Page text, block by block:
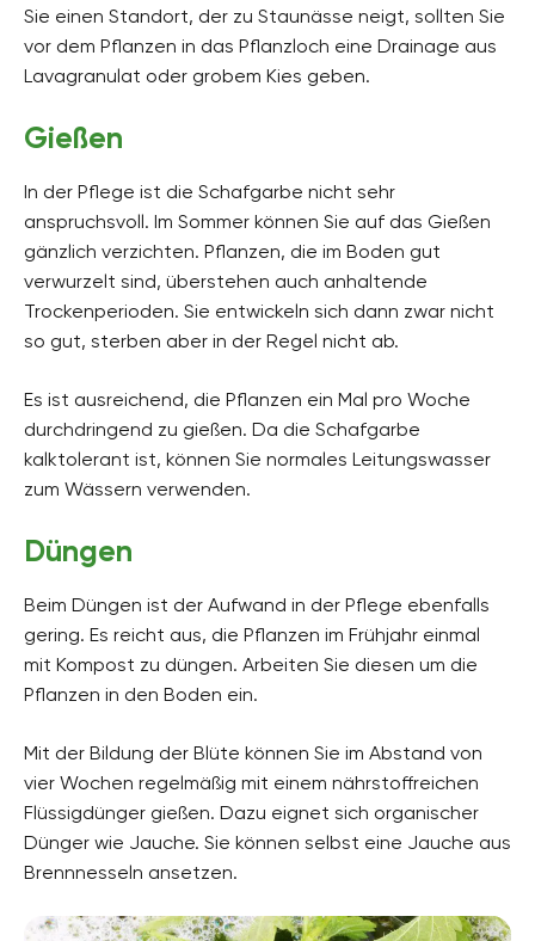
Sie einen Standort, der zu Staunässe neigt, sollten Sie
vor dem Pflanzen in das Pflanzloch eine Drainage aus
Lavagranulat oder grobem Kies geben.
Gießen
In der Pflege ist die Schafgarbe nicht sehr
anspruchsvoll. Im Sommer können Sie auf das Gießen
gänzlich verzichten. Pflanzen, die im Boden gut
verwurzelt sind, überstehen auch anhaltende
Trockenperioden. Sie entwickeln sich dann zwar nicht
so gut, sterben aber in der Regel nicht ab.
Es ist ausreichend, die Pflanzen ein Mal pro Woche
durchdringend zu gießen. Da die Schafgarbe
kalktolerant ist, können Sie normales Leitungswasser
zum Wässern verwenden.
Düngen
Beim Düngen ist der Aufwand in der Pflege ebenfalls
gering. Es reicht aus, die Pflanzen im Frühjahr einmal
mit Kompost zu düngen. Arbeiten Sie diesen um die
Pflanzen in den Boden ein.
Mit der Bildung der Blüte können Sie im Abstand von
vier Wochen regelmäßig mit einem nährstoffreichen
Flüssigdünger gießen. Dazu eignet sich organischer
Dünger wie Jauche. Sie können selbst eine Jauche aus
Brennnesseln ansetzen.